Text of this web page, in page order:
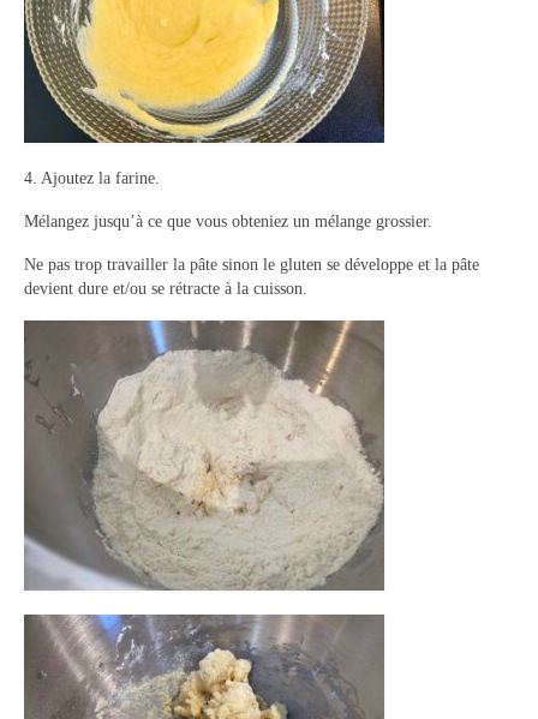
4. Ajoutez la farine.
Mélangez jusqu’à ce que vous obteniez un mélange grossier.
Ne pas trop travailler la pâte sinon le gluten se développe et la pâte
devient dure et/ou se rétracte à la cuisson.